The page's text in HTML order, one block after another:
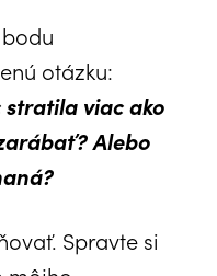
otázku:
stratila viac ako
Alebo
Spravte si